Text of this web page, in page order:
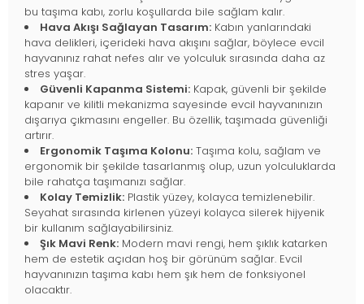
bu taşıma kabı, zorlu koşullarda bile sağlam kalır.
Hava Akışı Sağlayan Tasarım: Kabın yanlarındaki
hava delikleri, içerideki hava akışını sağlar, böylece evcil
hayvanınız rahat nefes alır ve yolculuk sırasında daha az
stres yaşar.
Güvenli Kapanma Sistemi: Kapak, güvenli bir şekilde
kapanır ve kilitli mekanizma sayesinde evcil hayvanınızın
dışarıya çıkmasını engeller. Bu özellik, taşımada güvenliği
artırır.
Ergonomik Taşıma Kolonu: Taşıma kolu, sağlam ve
ergonomik bir şekilde tasarlanmış olup, uzun yolculuklarda
bile rahatça taşımanızı sağlar.
Kolay Temizlik: Plastik yüzey, kolayca temizlenebilir.
Seyahat sırasında kirlenen yüzeyi kolayca silerek hijyenik
bir kullanım sağlayabilirsiniz.
Şık Mavi Renk: Modern mavi rengi, hem şıklık katarken
hem de estetik açıdan hoş bir görünüm sağlar. Evcil
hayvanınızın taşıma kabı hem şık hem de fonksiyonel
olacaktır.